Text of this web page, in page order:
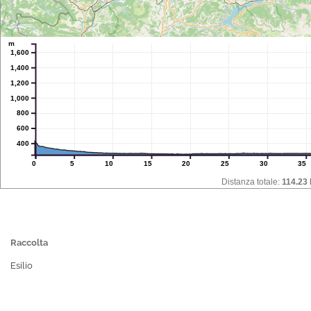
0 5 10 15 20 25 30 35
400
600
800
1,000
1,200
1,400
1,600
m
Distanza totale: 114.23
Raccolta
Esilio